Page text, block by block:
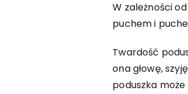
W zależności
puchem i
Twardość
ona głowę,
poduszka